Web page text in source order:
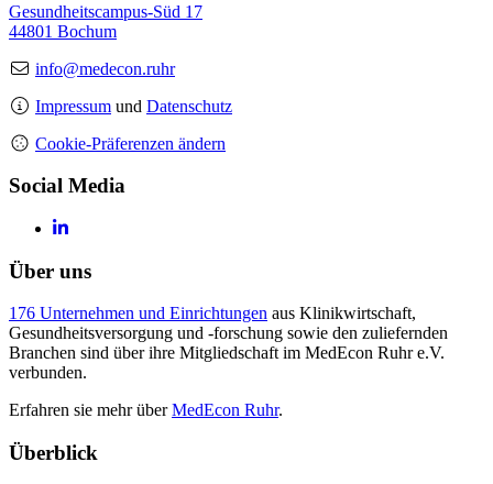
Gesundheitscampus-Süd 17
44801 Bochum
info@medecon.ruhr
Impressum und Datenschutz
Cookie-Präferenzen ändern
Social Media
Über uns
176 Unternehmen und Einrichtungen aus Klinikwirtschaft,
Gesundheitsversorgung und -forschung sowie den zuliefernden
Branchen sind über ihre Mitgliedschaft im MedEcon Ruhr e.V.
verbunden.
Erfahren sie mehr überMedEcon Ruhr.
Überblick